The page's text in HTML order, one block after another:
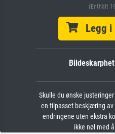
(Enthält
Legg i
Skulle du ønske
en tilpasset beskjæring
endringene uten ekstra
ikke nøl med